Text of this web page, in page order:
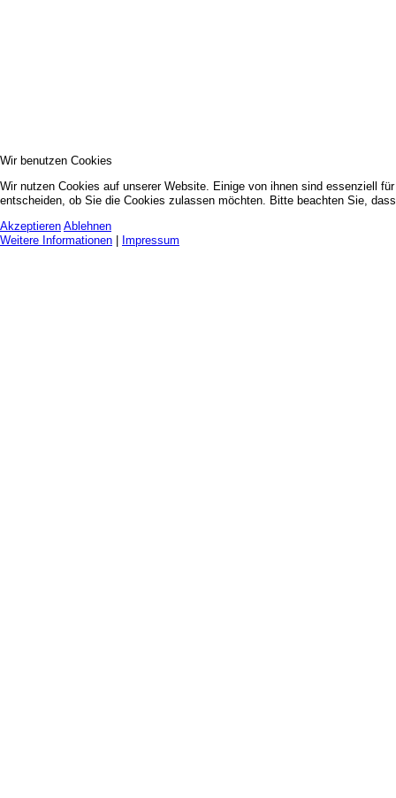
Wir benutzen Cookies
Wir nutzen Cookies auf unserer Website. Einige von ihnen sind essenziell
entscheiden, ob Sie die Cookies zulassen möchten. Bitte beachten Sie,
Akzeptieren Ablehnen
Weitere Informationen
Impressum